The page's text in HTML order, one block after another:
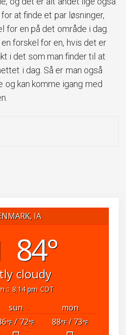
at finde et par løsninger,
for en på det område i dag.
forskel for en, hvis det er
i det som man finder til at
i dag. Så er man også
og kan komme igang med
IA
84°
cloudy
8:14 pm CDT
sun
mon
°F/ 72°F 88°F/ 73°F